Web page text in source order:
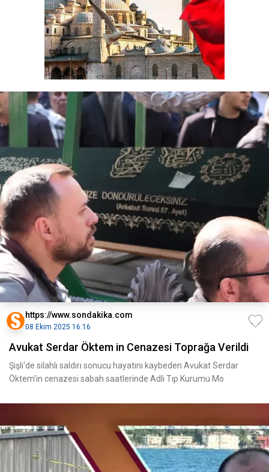
https://www.sondakika.com
08 Ekim 2025 16:16
Avukat Serdar Öktem in Cenazesi Toprağa Verildi
Şişli'de silahlı saldırı sonucu hayatını kaybeden Avukat Serdar
Öktem'in cenazesi sabah saatlerinde Adli Tıp Kurumu Mo